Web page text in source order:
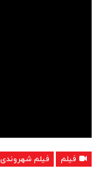
فیلم فیلم شهروندی